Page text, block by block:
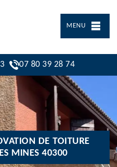
MENU
07 80 39 28 74
DE TOITURE
MINES 40300